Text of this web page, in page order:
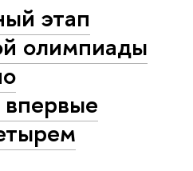
этап
олимпиады